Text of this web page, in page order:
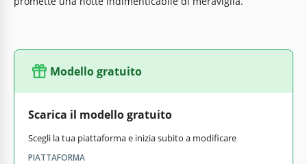
Modello gratuito
Scarica il modello gratuito
Scegli la tua piattaforma e inizia subito a modificare
PIATTAFORMA